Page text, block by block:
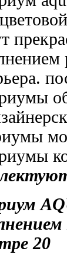
20